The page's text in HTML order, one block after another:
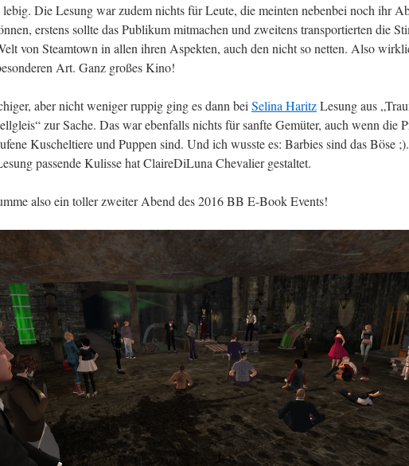
lebig. Die Lesung war zudem nichts für Leute, die meinten nebenbei noch ihr
erstens sollte das Publikum mitmachen und zweitens transportierten die
von Steamtown in allen ihren Aspekten, auch den nicht so netten. Also
Art. Ganz großes Kino!
aber nicht weniger ruppig ging es dann bei Selina HaritzLesung aus
zur Sache. Das war ebenfalls nichts für sanfte Gemüter, auch wenn die
Kuscheltiere und Puppen sind. Und ich wusste es: Barbies sind das Böse
passende Kulisse hat ClaireDiLuna Chevalier gestaltet.
also ein toller zweiter Abend des 2016 BB E-Book Events!